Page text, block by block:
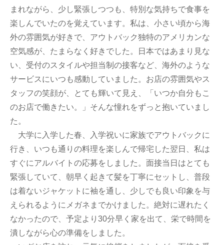
まれながら、少し緊張しつつも、特別な気持ちで食事を
楽しんでいたのを覚えています。私は、小さい頃から海
外の雰囲気が好きで、アウトバック独特のアメリカンな
空気感が、たまらなく好きでした。日本ではあまり見な
い、受付のスタイルや担当制の接客など、海外のような
サービスにいつも感動していました。お店の雰囲気やス
タッフの笑顔が、とても輝いて見え、「いつか自分もこ
のお店で働きたい。」そんな憧れをずっと抱いていまし
た。
大学に入学した春、入学祝いに家族でアウトバックに
行き、いつも通りの料理を楽しんで帰宅した翌日、私は
すぐにアルバイトの応募をしました。面接当日はとても
緊張していて、朝早く起きて髪を丁寧にセットし、普段
は着ないジャケットに袖を通し、少しでも良い印象を与
えられるようにメガネまでかけました。絶対に遅れたく
なかったので、予定より30分早く家を出て、栄で時間を
潰しながら心の準備をしました。